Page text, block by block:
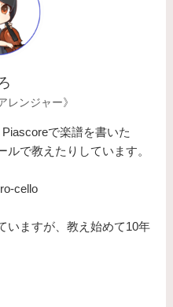
レンジャー》
で楽譜を書いた
ルで教えたりしています。
cello
いますが、教え始めて10年